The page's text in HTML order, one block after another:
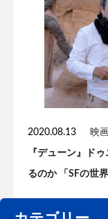
2020.08.13 映画
『デューン』ド
るのか 「SFの世